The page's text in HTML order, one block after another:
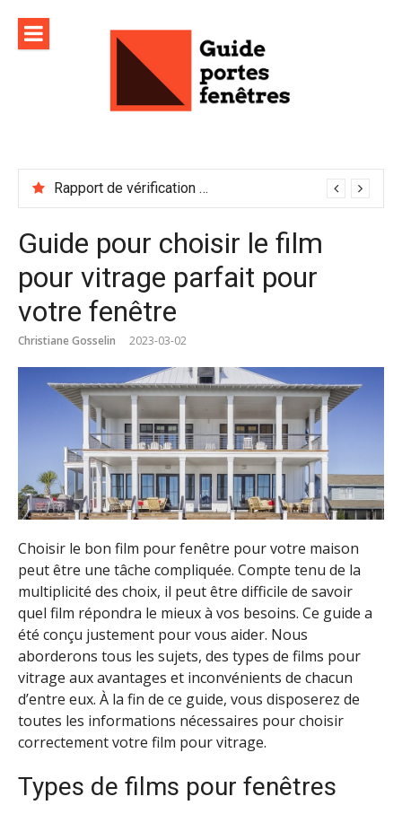
contenu
Rapport de vérification sécurité : à conserver précieusement
Guide pour choisir le film
pour vitrage parfait pour
votre fenêtre
Christiane Gosselin 2023-03-02
Choisir le bon film pour fenêtre pour votre maison
peut être une tâche compliquée. Compte tenu de la
multiplicité des choix, il peut être difficile de savoir
quel film répondra le mieux à vos besoins. Ce guide a
été conçu justement pour vous aider. Nous
aborderons tous les sujets, des types de films pour
vitrage aux avantages et inconvénients de chacun
d’entre eux. À la fin de ce guide, vous disposerez de
toutes les informations nécessaires pour choisir
correctement votre film pour vitrage.
Types de films pour fenêtres